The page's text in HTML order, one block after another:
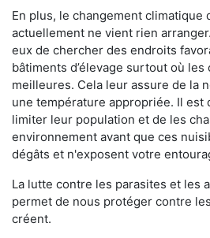
En plus, le changement climatique
actuellement ne vient rien
eux de chercher des endroits
bâtiments d’élevage surtout où
meilleures. Cela leur assure de la
une température appropriée. Il est
limiter leur population et de les
environnement avant que ces
dégâts et n'exposent votre
La lutte contre les parasites et les
permet de nous protéger contre
créent.